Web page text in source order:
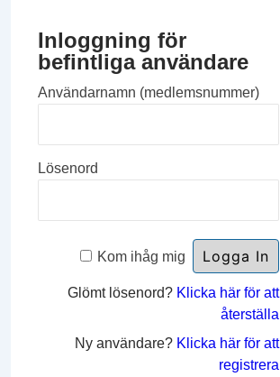
Inloggning för
befintliga användare
Användarnamn (medlemsnummer)
Lösenord
Kom ihåg mig
Glömt lösenord? Klicka här för att
återställa
Ny användare? Klicka här för att
registrera